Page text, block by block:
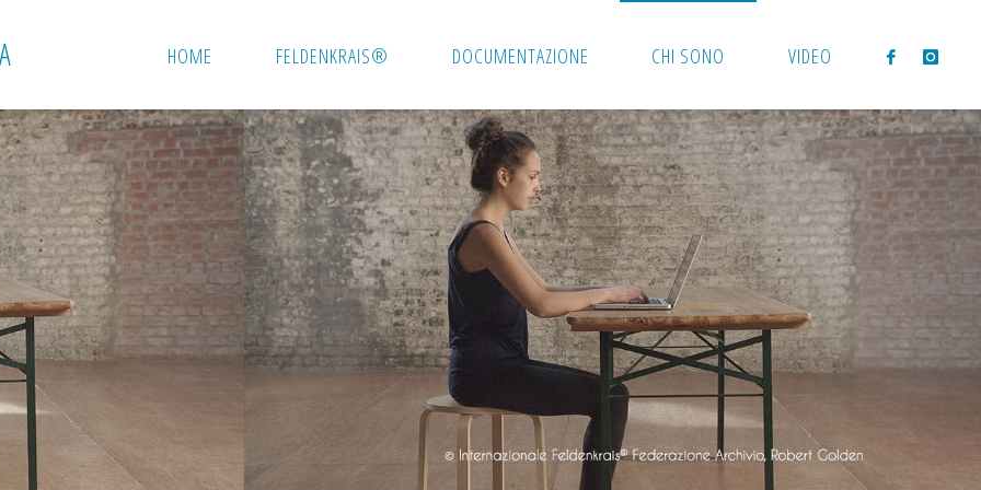
A HOME FELDENKRAIS® DOCUMENTAZIONE CHI SONO VIDEO